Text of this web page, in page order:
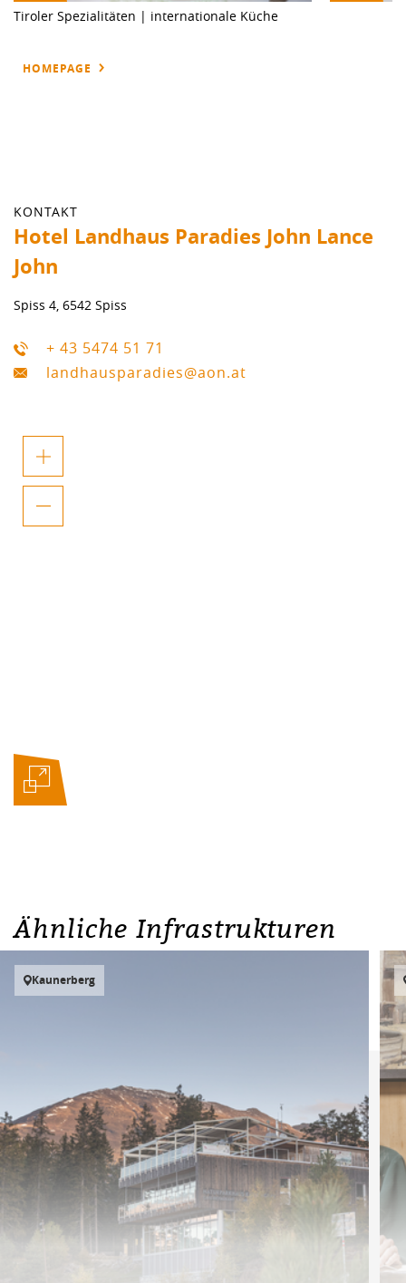
Tiroler Spezialitäten | internationale Küche
HOMEPAGE
KONTAKT
Hotel Landhaus Paradies John Lance
John
Spiss 4, 6542 Spiss
+ 43 5474 51 71
landhausparadies@aon.at
Ähnliche Infrastrukturen
Kaunerberg